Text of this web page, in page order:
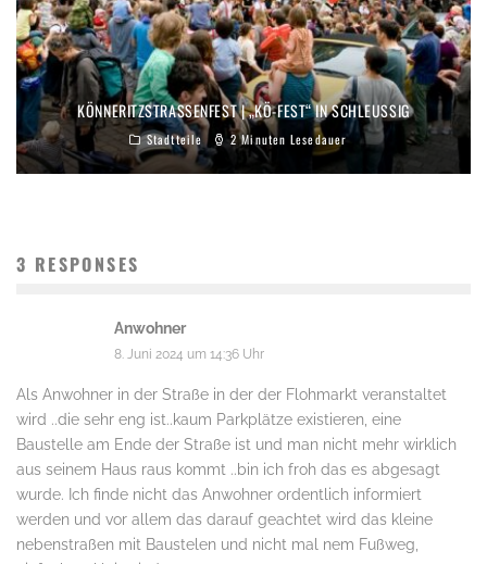
KÖNNERITZSTRASSENFEST | „KÖ-FEST“ IN SCHLEUSSIG
Stadtteile 2 Minuten Lesedauer
3 RESPONSES
Anwohner
8. Juni 2024 um 14:36 Uhr
Als Anwohner in der Straße in der der Flohmarkt veranstaltet
wird ..die sehr eng ist..kaum Parkplätze existieren, eine
Baustelle am Ende der Straße ist und man nicht mehr wirklich
aus seinem Haus raus kommt ..bin ich froh das es abgesagt
wurde. Ich finde nicht das Anwohner ordentlich informiert
werden und vor allem das darauf geachtet wird das kleine
nebenstraßen mit Baustelen und nicht mal nem Fußweg,